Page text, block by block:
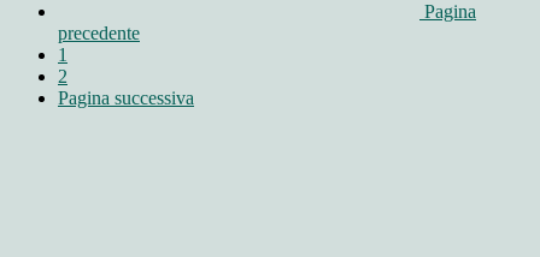
Pagina
precedente
1
2
Pagina successiva